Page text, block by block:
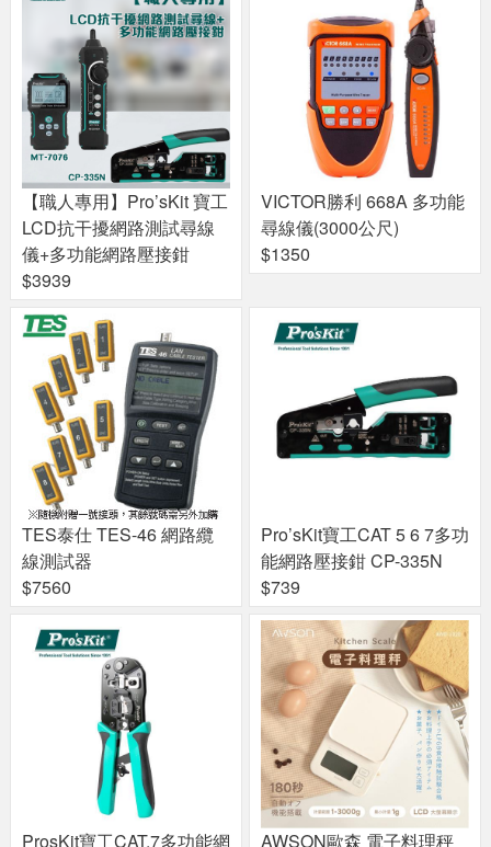
【職人專用】Pro’sKit 寶工
LCD抗干擾網路測試尋線
儀+多功能網路壓接鉗
$3939
VICTOR勝利 668A 多功能
尋線儀(3000公尺)
$1350
TES泰仕 TES-46 網路纜
線測試器
$7560
Pro’sKit寶工CAT 5 6 7多功
能網路壓接鉗 CP-335N
$739
ProsKit寶工CAT.7多功能網 AWSON歐森 電子料理秤